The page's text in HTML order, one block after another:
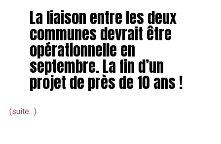
Une soirée pour parler au Père Noël à Hannut
La liaison entre les deux
communes devrait être
opérationnelle en
septembre. La fin d’un
projet de près de 10 ans !
(suite…)